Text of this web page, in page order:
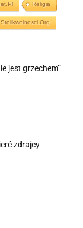
Religia
Stolikwolnosci.org
jest grzechem”
zdrajcy